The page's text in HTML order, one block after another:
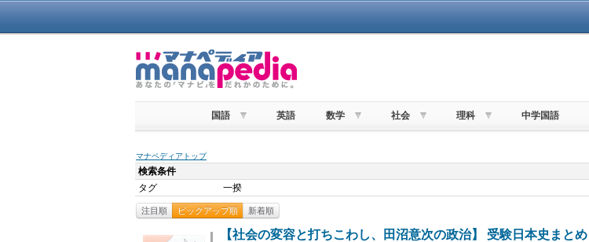
国語 英語 数学 社会 理科 中学国語
マナペディアトップ
検索条件
タグ
一揆
注目順 ピックアップ順 新着順
【社会の変容と打ちこわし、田沼意次の政治】 受験日本史まと